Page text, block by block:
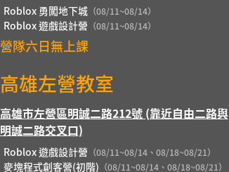
Roblox 勇闖地下城（08/11~08/14）
Roblox 遊戲設計營 （08/11~08/14）
營隊六日無上課
高雄左營教室
高雄市左營區明誠二路212號 (靠近自由二路與
明誠二路交叉口)
Roblox 遊戲設計營 （08/11~08/14、08/18~08/21）
麥塊程式創客營(初階) （08/11~08/14、08/18~08/21）